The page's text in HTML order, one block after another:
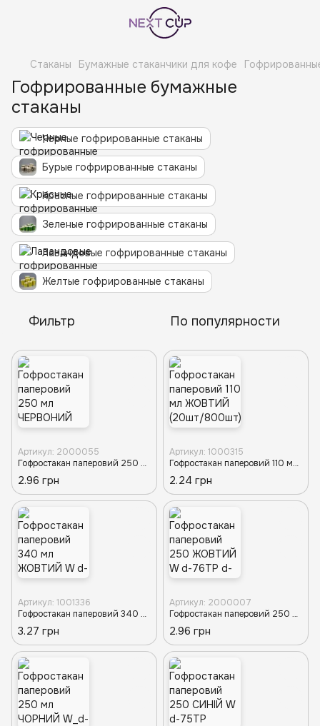
Стаканы Бумажные стаканчики для кофе
Гофрированные бумажные
стаканы
Черные гофрированные стаканы
Бурые гофрированные стаканы
Красные гофрированные стаканы
Зеленые гофрированные стаканы
Лавандовые гофрированные стаканы
Желтые гофрированные стаканы
Фильтр По популярности
Артикул: 2000055
Гофростакан паперовий 250 мл ЧЕРВОНИЙ W_d-76 (15/48/720) К
2.96 грн
Артикул: 1000315
Гофростакан паперовий 110 мл ЖОВТИЙ (20шт/800шт) Т
2.24 грн
Артикул: 1001336
Гофростакан паперовий 340 мл ЖОВТИЙ W d-80ТР d-81Т (15/48/720) К
3.27 грн
Артикул: 2000007
Гофростакан паперовий 250 ЖОВТИЙ W d-76ТР d-76Т (15/48/720) К
2.96 грн